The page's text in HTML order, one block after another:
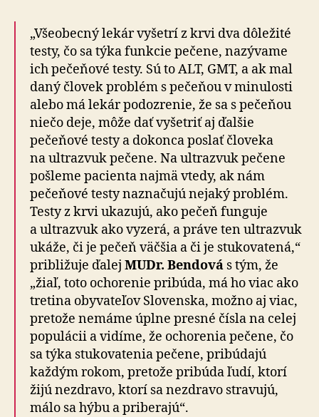
„Všeobecný lekár vyšetrí z krvi dva dôležité
testy, čo sa týka funkcie pečene, nazývame
ich pečeňové testy. Sú to ALT, GMT, a ak mal
daný človek problém s pečeňou v mi­nu­losti
alebo má lekár podozrenie, že sa s pe­če­ňou
niečo deje, môže dať vyšetriť aj ďalšie
pečeňové testy a do­konca poslať človeka
na ultra­zvuk pečene. Na ultra­zvuk pečene
pošleme pacienta najmä vtedy, ak nám
pečeňové testy naznačujú nejaký problém.
Testy z krvi ukazujú, ako pečeň funguje
a ultra­zvuk ako vyzerá, a práve ten ultrazvuk
ukáže, či je pečeň väčšia a či je stu­ko­va­te­ná,“
pribli­žuje ďalej MUDr. Bendová s tým, že
„žiaľ, toto ocho­re­nie pri­búda, má ho viac ako
tretina oby­va­te­ľov Slo­ven­ska, možno aj viac,
pre­tože nemáme úplne presné čísla na celej
po­pu­lá­cii a vidíme, že ocho­re­nia pečene, čo
sa týka stu­ko­va­te­nia pečene, pri­bú­dajú
každým rokom, pre­tože pri­búda ľudí, ktorí
žijú ne­zdravo, ktorí sa ne­zdravo stra­vujú,
málo sa hýbu a pri­be­rajú“.